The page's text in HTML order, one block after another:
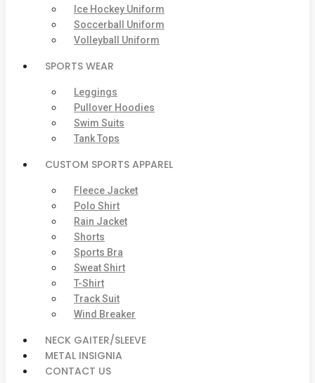
Ice Hockey Uniform
Soccerball Uniform
Volleyball Uniform
SPORTS WEAR
Leggings
Pullover Hoodies
Swim Suits
Tank Tops
CUSTOM SPORTS APPAREL
Fleece Jacket
Polo Shirt
Rain Jacket
Shorts
Sports Bra
Sweat Shirt
T-Shirt
Track Suit
Wind Breaker
NECK GAITER/SLEEVE
METAL INSIGNIA
CONTACT US